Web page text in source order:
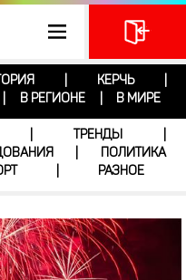
КЕРЧЬ
В РЕГИОНЕ В МИРЕ
ТРЕНДЫ
ПОЛИТИКА
РАЗНОЕ